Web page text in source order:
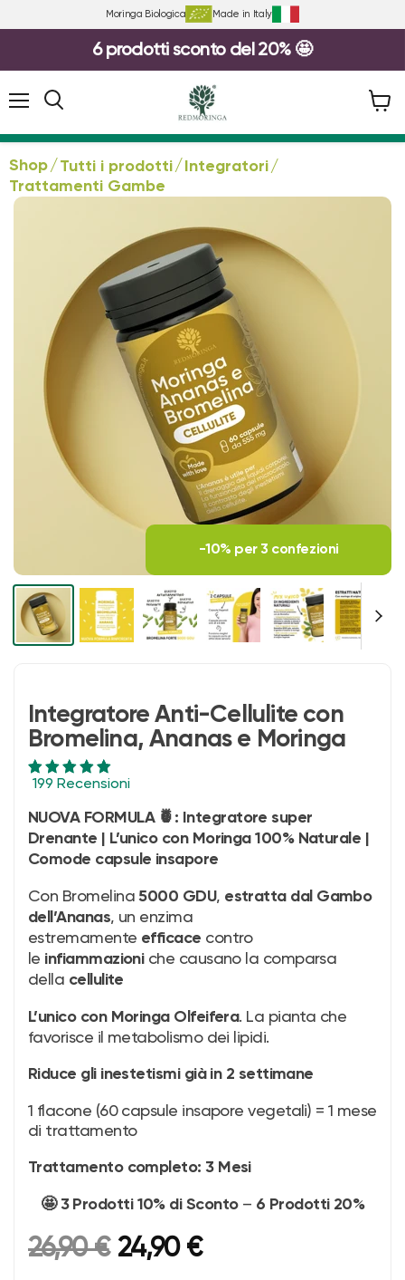
Moringa Biologica Made in Italy
6 prodotti sconto del 20% 🤩
da
il
Shop/ Tutti i prodotti/ Integratori /
Trattamenti Gambe
-10% per 3 confezioni
Integratore Anti-Cellulite con
Bromelina, Ananas e Moringa
199 Recensioni
NUOVA FORMULA 🍍: Integratore super
Drenante | L’unico con Moringa 100% Naturale |
Comode capsule insapore
Con Bromelina5000 GDU, estratta dal Gambo
dell’Ananas, un enzima
estremamente efficace contro
le infiammazioniche causano la comparsa
della cellulite
L’unico con Moringa Olfeifera. La pianta che
favorisce il metabolismo dei lipidi.
Riduce gli inestetismi già in 2 settimane
1 flacone (60 capsule insapore vegetali) = 1 mese
di trattamento
Trattamento completo: 3 Mesi
🤩 3 Prodotti 10% di Sconto– 6 Prodotti 20%
Prezzo originale
26,90 € Prezzo attuale
24,90 €